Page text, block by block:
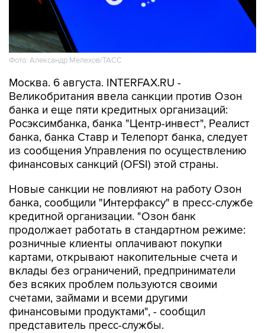
Фото: Александр Мелехов/ТАСС
Москва. 6 августа. INTERFAX.RU -
Великобритания ввела санкции против Озон
банка и еще пяти кредитных организаций:
Росэксимбанка, банка "Центр-инвест", Реалист
банка, банка Ставр и Телепорт банка, следует
из сообщения Управления по осуществлению
финансовых санкций (OFSI) этой страны.
Новые санкции не повлияют на работу Озон
банка, сообщили "Интерфаксу" в пресс-службе
кредитной организации. "Озон банк
продолжает работать в стандартном режиме:
розничные клиенты оплачивают покупки
картами, открывают накопительные счета и
вклады без ограничений, предприниматели
без всяких проблем пользуются своими
счетами, займами и всеми другими
финансовыми продуктами", - сообщил
представитель пресс-службы.